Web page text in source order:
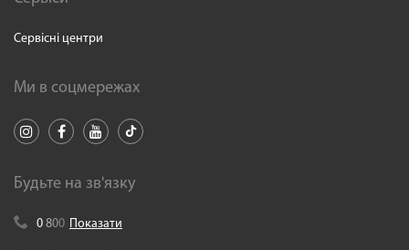
Сервісні центри
Ми в соцмережах
Будьте на зв'язку
0 800 Показати